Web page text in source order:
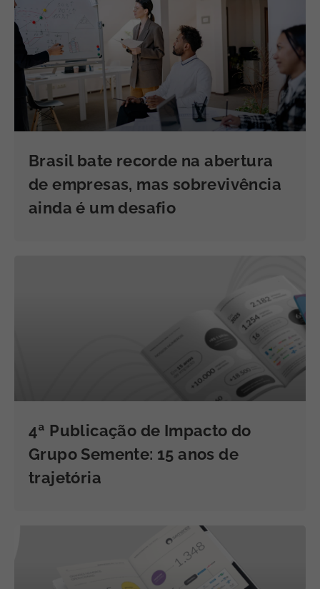
Brasil bate recorde na abertura
de empresas, mas sobrevivência
ainda é um desafio
4ª Publicação de Impacto do
Grupo Semente: 15 anos de
trajetória